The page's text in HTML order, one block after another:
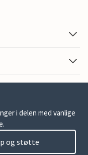
i delen med vanlige
og støtte